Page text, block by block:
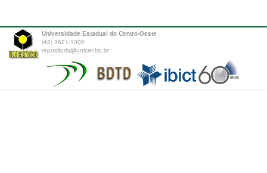
Universidade Estadual do Centro-Oeste
(42) 3621-1000
repositorio@unicentro.br